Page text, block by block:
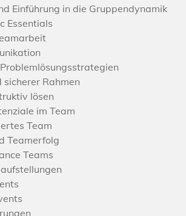
Einführung in die Gruppendynamik
Essentials
Rahmen
lösen
im Team
Team
Teamerfolg
Teams